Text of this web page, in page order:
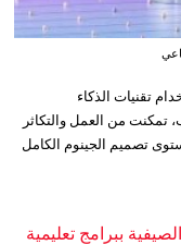
تقنيات الذكاء
تمكنت من العمل والتكاثر
تصميم الجينوم الكامل
ببرامج تعليمية